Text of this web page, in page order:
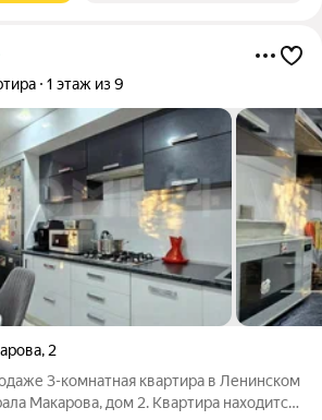
1 этаж из 9
, 2
3-комнатная квартира в Ленинском
Макарова, дом 2. Квартира находится